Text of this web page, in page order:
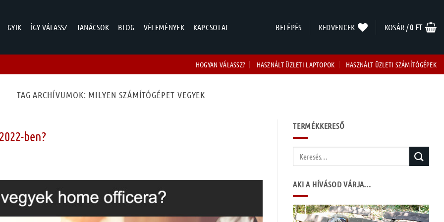
GYIK ÍGY VÁLASSZ TANÁCSOK BLOG VÉLEMÉNYEK KAPCSOLAT BELÉPÉS KEDVENCEK KOSÁR /0 FT
HOGYAN VÁLASSZ? HASZNÁLT ÜZLETI LAPTOPOK HASZNÁLT ÜZLETI SZÁMÍTÓGÉPEK
TAG ARCHÍVUMOK: MILYEN SZÁMÍTÓGÉPET VEGYEK
ben?
TERMÉKKERESŐ
AKI A HÍVÁSOD VÁRJA…